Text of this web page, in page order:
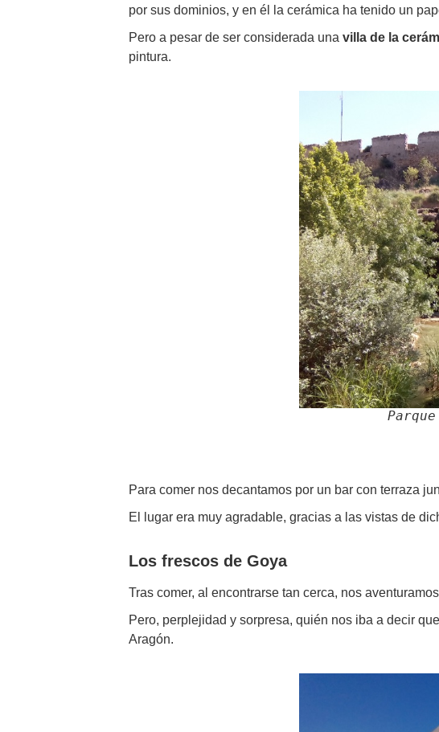
por sus dominios, y en él la cerámica ha tenido un
Pero a pesar de ser considerada una villa de la
pintura.
Para comer nos decantamos por un bar con terraza
El lugar era muy agradable, gracias a las vistas de
Los frescos de Goya
Tras comer, al encontrarse tan cerca, nos
Pero, perplejidad y sorpresa, quién nos iba a decir
Aragón.